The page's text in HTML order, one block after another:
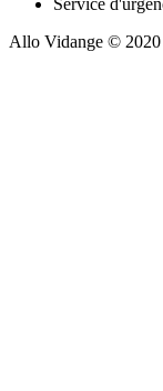
Allo Vidange © 2020